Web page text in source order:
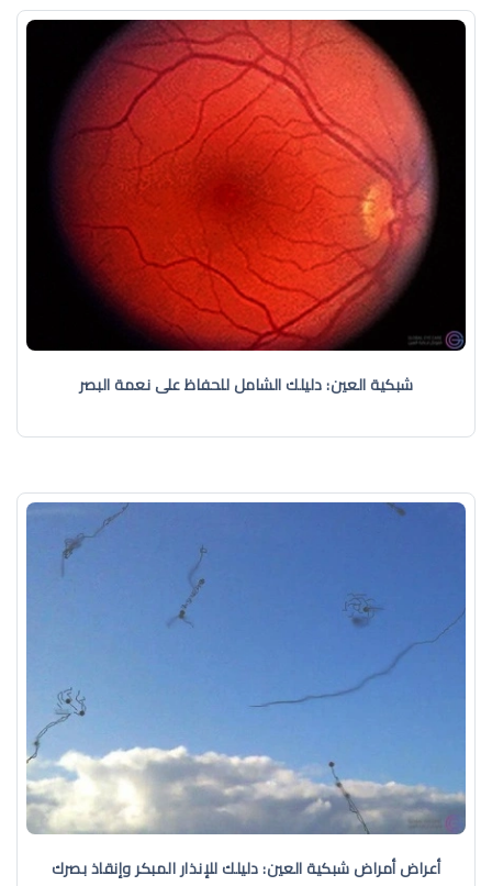
شبكية العين: دليلك الشامل للحفاظ على نعمة البصر
أعراض أمراض شبكية العين: دليلك للإنذار المبكر وإنقاذ بصرك